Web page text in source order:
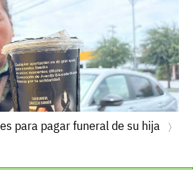
para pagar funeral de su hija